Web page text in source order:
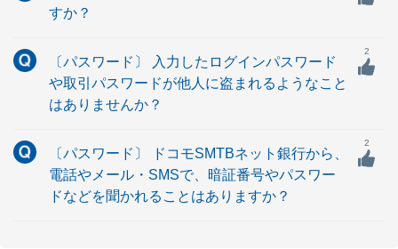
すか？
〔パスワード〕 入力したログインパスワード
や取引パスワードが他人に盗まれるようなこと
はありませんか？
2
〔パスワード〕 ドコモSMTBネット銀行から、
電話やメール・SMSで、暗証番号やパスワー
ドなどを聞かれることはありますか？
2